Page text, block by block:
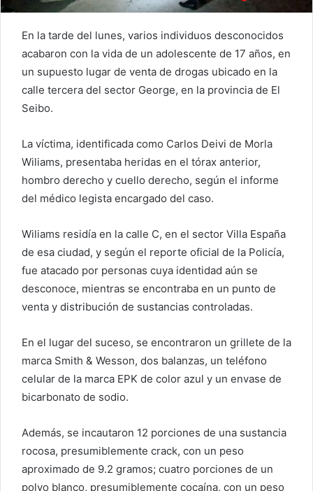
En la tarde del lunes, varios individuos desconocidos
acabaron con la vida de un adolescente de 17 años, en
un supuesto lugar de venta de drogas ubicado en la
calle tercera del sector George, en la provincia de El
Seibo.
La víctima, identificada como Carlos Deivi de Morla
Wiliams, presentaba heridas en el tórax anterior,
hombro derecho y cuello derecho, según el informe
del médico legista encargado del caso.
Wiliams residía en la calle C, en el sector Villa España
de esa ciudad, y según el reporte oficial de la Policía,
fue atacado por personas cuya identidad aún se
desconoce, mientras se encontraba en un punto de
venta y distribución de sustancias controladas.
En el lugar del suceso, se encontraron un grillete de la
marca Smith & Wesson, dos balanzas, un teléfono
celular de la marca EPK de color azul y un envase de
bicarbonato de sodio.
Además, se incautaron 12 porciones de una sustancia
rocosa, presumiblemente crack, con un peso
aproximado de 9.2 gramos; cuatro porciones de un
polvo blanco, presumiblemente cocaína, con un peso